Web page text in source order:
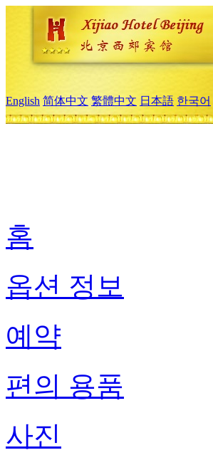
English 简体中文 繁體中文 日本語 한국어
홈
옵션 정보
예약
편의 용품
사진